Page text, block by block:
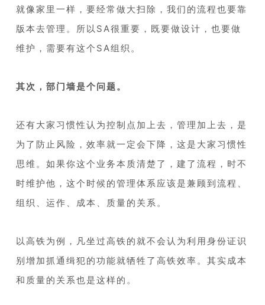
就像家里一样，要经常做大扫除，我们的流程也要靠
版本去管理。所以SA很重要，既要做设计，也要做
维护，需要有这个SA组织。
其次，部门墙是个问题。
还有大家习惯性认为控制点加上去，管理加上去，是
为了防止风险，效率就一定会下降，这是大家习惯性
思维。如果你这个业务本质清楚了，建了流程，时不
时维护他，这个时候的管理体系应该是兼顾到流程、
组织、运作、成本、质量的关系。
以高铁为例，凡坐过高铁的就不会认为利用身份证识
别增加抓通缉犯的功能就牺牲了高铁效率。其实成本
和质量的关系也是这样的。